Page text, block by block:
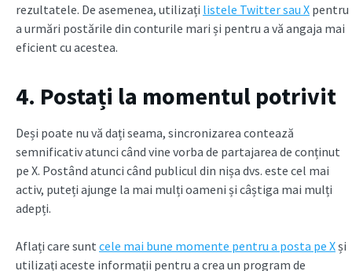
rezultatele. De asemenea, utilizați listele Twitter sau X pentru
a urmări postările din conturile mari și pentru a vă angaja mai
eficient cu acestea.
4. Postați la momentul potrivit
Deși poate nu vă dați seama, sincronizarea contează
semnificativ atunci când vine vorba de partajarea de conținut
pe X. Postând atunci când publicul din nișa dvs. este cel mai
activ, puteți ajunge la mai mulți oameni și câștiga mai mulți
adepți.
Aflați care sunt cele mai bune momente pentru a posta pe Xși
utilizați aceste informații pentru a crea un program de